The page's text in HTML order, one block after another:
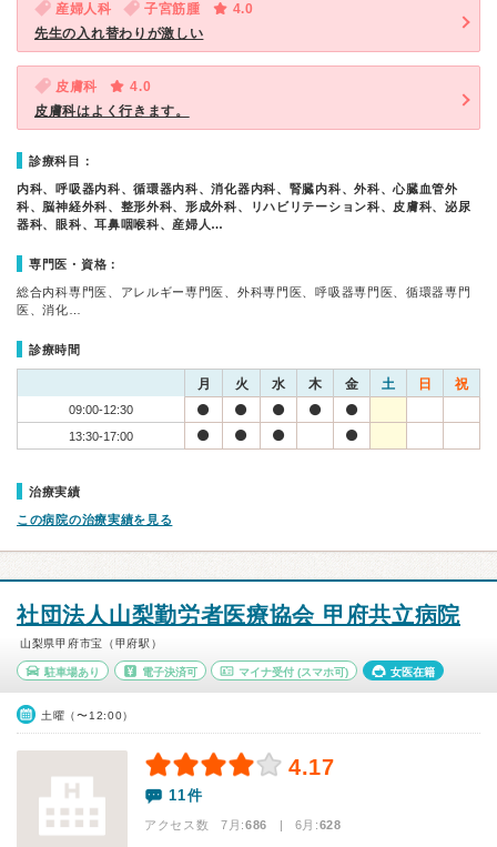
産婦人科 子宮筋腫
4.0
先生の入れ替わりが激しい
皮膚科
4.0
皮膚科はよく行きます。
診療科目：
内科、呼吸器内科、循環器内科、消化器内科、腎臓内科、外科、心臓血管外
科、脳神経外科、整形外科、形成外科、リハビリテーション科、皮膚科、泌尿
器科、眼科、耳鼻咽喉科、産婦人…
専門医・資格：
総合内科専門医、アレルギー専門医、外科専門医、呼吸器専門医、循環器専門
医、消化…
診療時間
月 火 水 木 金 土 日 祝
09:00-12:30
13:30-17:00
治療実績
この病院の治療実績を見る
社団法人山梨勤労者医療協会 甲府共立病院
山梨県甲府市宝（甲府駅）
駐車場あり 電子決済可 マイナ受付 (スマホ可) 女医在籍
土曜（〜12:00）
4.17
11件
アクセス数 7月:686 | 6月:628